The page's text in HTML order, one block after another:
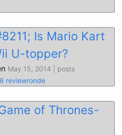
Is Mario Kart
U-topper?
May 15, 2014 | posts
reviewronde
of Thrones-